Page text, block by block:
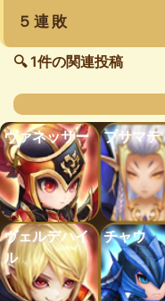
５連敗
🔍 1件の関連投稿
ヴァネッサー
プサマテ
ヴェルデハイ
ル
チャウ